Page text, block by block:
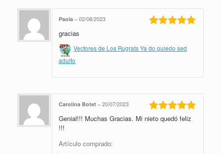
Paola – 02/08/2023
gracias
Vectores de Los Rugrats Ya do quiedo sed
adulto
Valorado en
Carolina Botet – 20/07/2023
Genial!!! Muchas Gracias. Mi nieto quedó feliz
!!!
Artículo comprado: